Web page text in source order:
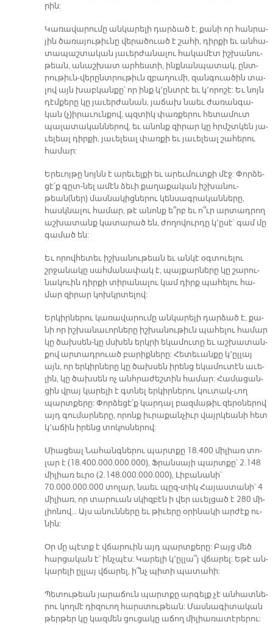
րին:
Կա­ռա­վա­րու­մը ան­կա­րե­լի դար­ձած է, քա­նի որ հան­րա­
յին ծա­ռա­յու­թիւ­նը վե­րա­ծուած է շա­հի, դիր­քի եւ ան­հա­
տա­պաշ­տա­կան յա­ւեր­ժա­նա­լու հա­կա­մէտ իշ­խա­նու­
թեան, ա­նաշ­խատ ար­հես­տի, ինք­նան­պա­տակ, ընտ­
րու­թիւն-վե­րընտ­րու­թիւն զբա­ղու­մի, զան­գուա­ծին տա­
լով այն խաբ­կան­քը՝ որ ինք կ՚ընտ­րէ եւ կ՚ո­րո­շէ: Եւ նոյն
դէմ­քե­րը կը յա­ւեր­ժա­նան, յա­ճախ նաեւ ժա­ռան­գա­
կան (չ­)ի­րա­ւուն­քով, պզտիկ փառ­քե­րու հե­տա­մուտ
պա­լա­տա­կան­նե­րով, եւ ա­նոնք զի­րար կը հրմշտկեն յա­
ւե­լեալ դիր­քի, յա­ւե­լեալ փառ­քի եւ յա­ւե­լեալ շա­հե­րու
հա­մար:
Ե­րե­ւոյ­թը նոյնն է ա­րե­ւել­քի եւ ա­րեւ­մուտ­քի մէջ: Փոր­ձե­
ցէ՛ք գըտ-նել ա­մէն ձե­ւի քա­ղա­քա­կան իշ­խա­նու­
թեան(ներ) մաս­նա­կից­նե­րու կեն­սագ­րա­կան­նե­րը,
հասկ­նա­լու հա­մար, թէ ա­նոնք ե՞րբ եւ ո՞ւր ար­տադ­րող
աշ­խա­տանք կա­տա­րած են, ժո­ղո­վուր­դը կ՚ը­սէ՝ գամ մը
գա­մած են:
Եւ ո­րով­հե­տեւ իշ­խա­նու­թեան եւ ան­կէ օգ­տուե­լու
շրջա­նա­կը սահ­մա­նա­փակ է, պայ­քար­նե­րը կը շա­րու­
նա­կուին դիր­քի տի­րա­նա­լու կամ դիրք պա­հե­լու հա­
մար զի­րար կոխկր­տե­լով:
Եր­կիր­նե­րու կա­ռա­վա­րու­մը ան­կա­րե­լի դար­ձած է, քա­
նի որ իշ­խա­նա­ւոր­նե­րը իշ­խա­նու­թիւն պա­հե­լու հա­մար
կը ծախ­սեն-կը մսխեն երկ­րի ե­կա­մու­տը եւ աշ­խա­տան­
քով ար­տադ­րուած բա­րիք­նե­րը: Հե­տե­ւան­քը կ՚ըլ­լայ
այն, որ եր­կիր­նե­րը կը ծախ­սեն ի­րենց ե­կա­մու­տէն ա­ւե­
լին, կը ծախ­սեն ոչ անհ­րա­ժեշ­տին հա­մար: Հա­մա­ցան­
ցին վրայ կա­րե­լի է գտնել եր­կիր­նե­րու կու­տա­կ-ւող
պարտ­քե­րը: Փոր­ձե­ցէ՛ք կար­դալ բազ­մա­թիւ զե­րօ­նե­րով
այդ գու­մար­նե­րը, ո­րոնք իւ­րա­քան­չիւր վայր­կեա­նի հետ
կ՚ա­ճին ի­րենց տո­կոս­նե­րով:
Միա­ցեալ Նա­հանգ­նե­րու պարտ­քը 18.400 մի­լիառ տո­
լար է (18.400.000.000.000), Ֆրան­սա­յի պարտ­քը՝ 2.148
մի­լիառ եւ­րօ (2.148.000.000.000), Լի­բա­նա­նի՝
70.000.000.000 տո­լար, նաեւ պըզ-տիկ Հա­յաս­տա­նի՝ 4
մի­լիառ, որ տա­րուան սկիզ­բէն ի վեր ա­ւել­ցած է 280 մի­
լիո­նով… Այս ա­նուն­նե­րը եւ թի­ւե­րը օ­րի­նա­կի ար­ժէք ու­
նին:
Օր մը պէտք է վճա­րուին այդ պարտ­քե­րը: Բայց մեծ
հար­ցա­կան է՝ ինչ­պէս: Կա­րե­լի կ՚ըլ­լա՞յ վճա­րել: Ե­թէ ան­
կա­րե­լի ըլ­լայ վճա­րել, ի՞նչ պի­տի պա­տա­հի:
Պե­տու­թեան յա­րա­ճուն պարտ­քը ար­գելք չէ ան­հատ­նե­
րու կող­մէ դիզուող հարս­տու­թեան: Մաս­նա­գի­տա­կան
թեր­թեր կը կազ­մեն ցու­ցա­կը ա­ճող մի­լիա­ռա­տէ­րե­րու: